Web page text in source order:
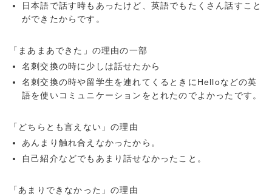
日本語で話す時もあったけど、英語でもたくさん話すこと
ができたからです。
「まあまあできた」の理由の一部
名刺交換の時に少しは話せたから
名刺交換の時や留学生を連れてくるときにHelloなどの英
語を使いコミュニケーションをとれたのでよかったです。
「どちらとも言えない」の理由
あんまり触れ合えなかったから。
自己紹介などでもあまり話せなかったこと。
「あまりできなかった」の理由